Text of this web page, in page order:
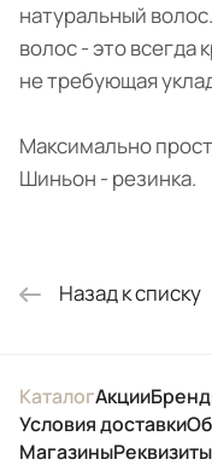
натуральный
волос - это всегда
не требующая
Максимально
Шиньон - резинка.
Назад к списку
КаталогАкции
Условия доставки
МагазиныРеквизиты